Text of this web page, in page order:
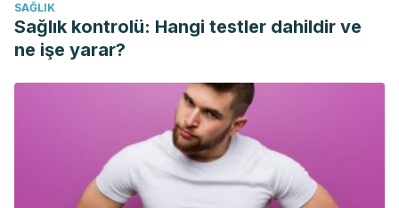
http://psiquiatriainfantil.org/numero5/autismo.pdf
Pinardi,
Liliana E.Romagnoli,
Bonzani,
https://www.sciencedirect.com/science/article/pii/
Severgnini. (2006). Trastornos generalizados del
desarrollo . Arch Pediatr Urug 2006; 77(2): 167-169
SAĞLIK
Sağlık kontrolü: Hangi testler dahildir ve
ne işe yarar?